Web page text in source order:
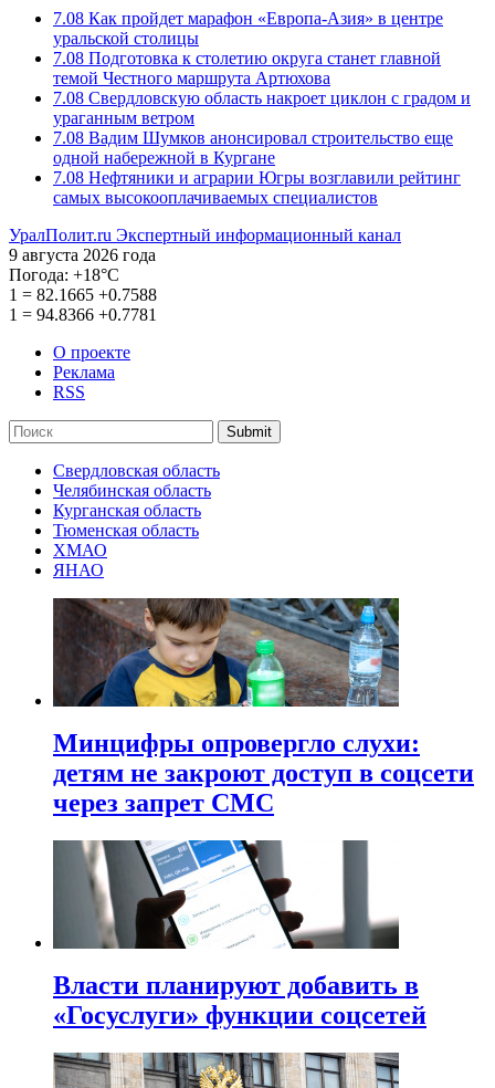
7.08 Как пройдет марафон «Европа-Азия» в центре
уральской столицы
7.08 Подготовка к столетию округа станет главной
темой Честного маршрута Артюхова
7.08 Свердловскую область накроет циклон с градом и
ураганным ветром
7.08 Вадим Шумков анонсировал строительство еще
одной набережной в Кургане
7.08 Нефтяники и аграрии Югры возглавили рейтинг
самых высокооплачиваемых специалистов
УралПолит.ru Экспертный информационный канал
9 августа 2026 года
Погода: +18°С
1 = 82.1665 +0.7588
1 = 94.8366 +0.7781
О проекте
Реклама
RSS
Submit
Свердловская область
Челябинская область
Курганская область
Тюменская область
ХМАО
ЯНАО
Минцифры опровергло слухи:
детям не закроют доступ в соцсети
через запрет СМС
Власти планируют добавить в
«Госуслуги» функции соцсетей